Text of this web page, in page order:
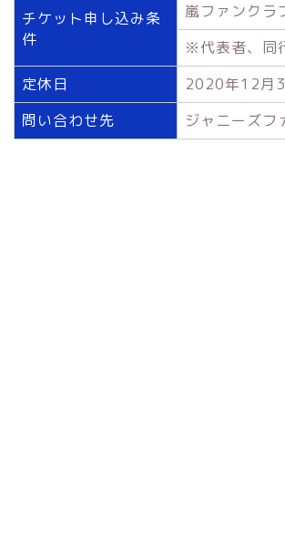
チケット申し込み条
件
嵐ファンクラ
※代表者、同
定休日
2020年12月
問い合わせ先
ジャニーズ